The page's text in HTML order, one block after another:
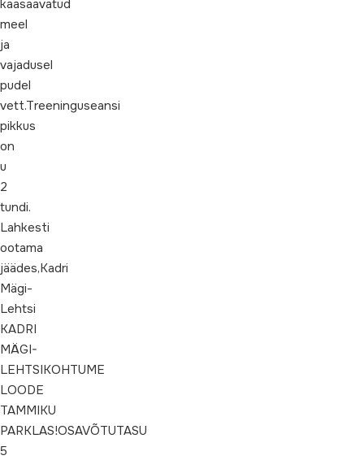
kaasaavatud
meel
ja
vajadusel
pudel
vett.Treeninguseansi
pikkus
on
u
2
tundi.
Lahkesti
ootama
jäädes,Kadri
Mägi-
Lehtsi
KADRI
MÄGI-
LEHTSIKOHTUME
LOODE
TAMMIKU
PARKLAS!OSAVÕTUTASU
5